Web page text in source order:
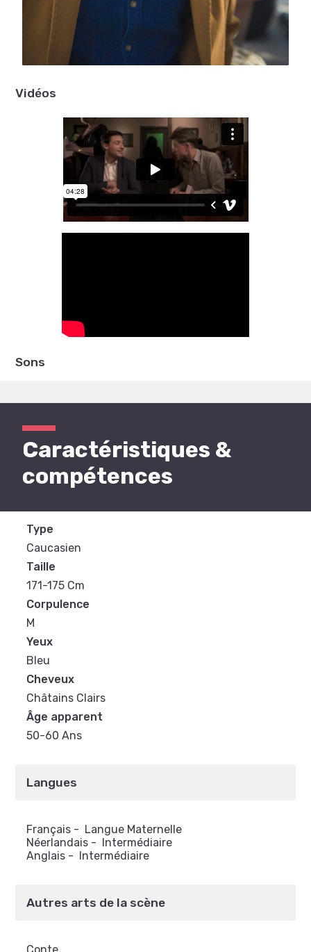
Vidéos
Sons
Caractéristiques &
compétences
Type
Caucasien
Taille
171-175 Cm
Corpulence
M
Yeux
Bleu
Cheveux
Châtains Clairs
Âge apparent
50-60 Ans
Langues
Français - Langue Maternelle
Néerlandais -
Intermédiaire
Anglais - Intermédiaire
Autres arts de la scène